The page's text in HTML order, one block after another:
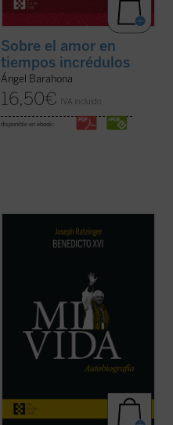
Sobre el amor en
tiempos incrédulos
Ángel Barahona
16,50€ IVA incluido
disponible en ebook:
repasa los problemas de la Iglesia
contemporánea, dando una visión plena de
Giuliano Vigini que reconstruye los años ...